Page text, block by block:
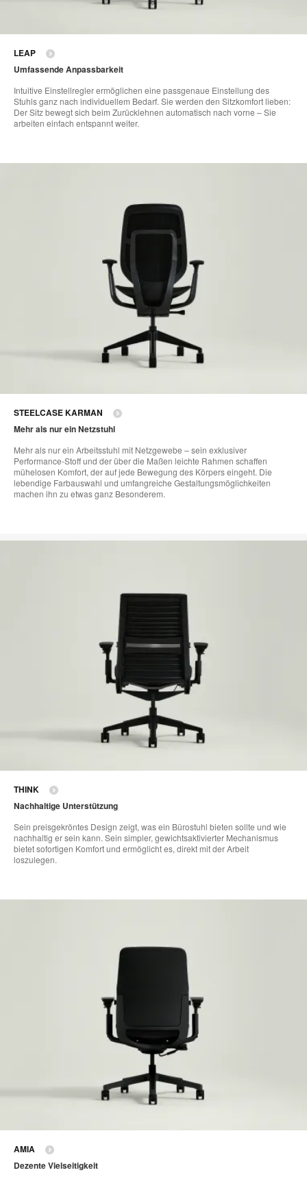
LEAP
Umfassende Anpassbarkeit
Intuitive Einstellregler ermöglichen eine passgenaue Einstellung des
Stuhls ganz nach individuellem Bedarf. Sie werden den Sitzkomfort lieben:
Der Sitz bewegt sich beim Zurücklehnen automatisch nach vorne – Sie
arbeiten einfach entspannt weiter.
STEELCASE KARMAN
Mehr als nur ein Netzstuhl
Mehr als nur ein Arbeitsstuhl mit Netzgewebe – sein exklusiver
Performance-Stoff und der über die Maßen leichte Rahmen schaffen
mühelosen Komfort, der auf jede Bewegung des Körpers eingeht. Die
lebendige Farbauswahl und umfangreiche Gestaltungsmöglichkeiten
machen ihn zu etwas ganz Besonderem.
THINK
Nachhaltige Unterstützung
Sein preisgekröntes Design zeigt, was ein Bürostuhl bieten sollte und wie
nachhaltig er sein kann. Sein simpler, gewichtsaktivierter Mechanismus
bietet sofortigen Komfort und ermöglicht es, direkt mit der Arbeit
loszulegen.
AMIA
Dezente Vielseitigkeit